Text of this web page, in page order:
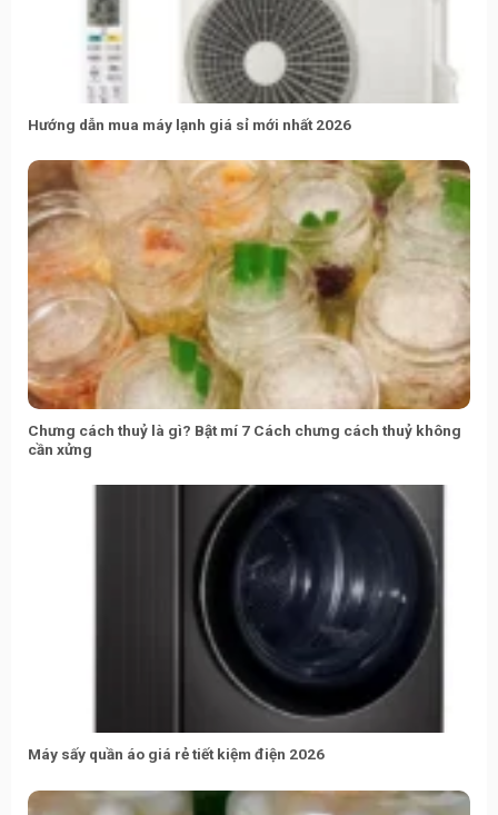
Hướng dẫn mua máy lạnh giá sỉ mới nhất 2026
Chưng cách thuỷ là gì? Bật mí 7 Cách chưng cách thuỷ không
cần xửng
Máy sấy quần áo giá rẻ tiết kiệm điện 2026